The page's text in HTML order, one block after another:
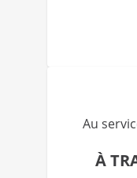
Au
À